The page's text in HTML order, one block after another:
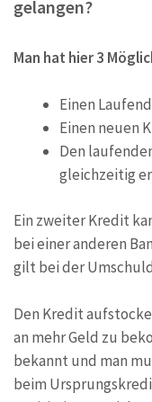
gelangen?
Man hat hier 3
Einen
Einen neuen
Den
gleichzeitig
Ein zweiter Kredit
bei einer anderen
gilt bei der
Den Kredit
an mehr Geld zu
bekannt und man
beim